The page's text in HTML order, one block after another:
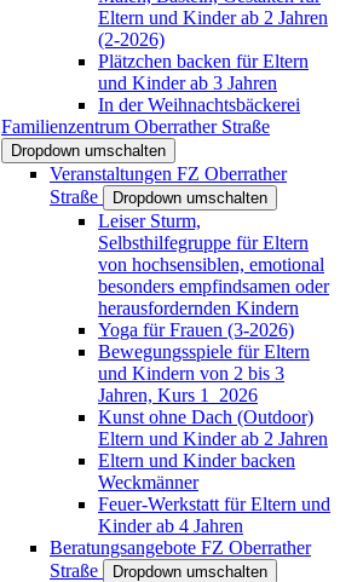
Eltern und Kinder ab 2 Jahren
(2-2026)
Plätzchen backen für Eltern
und Kinder ab 3 Jahren
In der Weihnachtsbäckerei
Familienzentrum Oberrather Straße
Dropdown umschalten
Veranstaltungen FZ Oberrather
Straße
Dropdown umschalten
Leiser Sturm,
Selbsthilfegruppe für Eltern
von hochsensiblen, emotional
besonders empfindsamen oder
herausfordernden Kindern
Yoga für Frauen (3-2026)
Bewegungsspiele für Eltern
und Kindern von 2 bis 3
Jahren, Kurs 1_2026
Kunst ohne Dach (Outdoor)
Eltern und Kinder ab 2 Jahren
Eltern und Kinder backen
Weckmänner
Feuer-Werkstatt für Eltern und
Kinder ab 4 Jahren
Beratungsangebote FZ Oberrather
Straße
Dropdown umschalten